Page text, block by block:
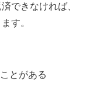
できなければ、
す。
とがある